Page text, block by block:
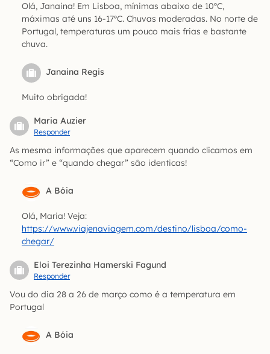
Olá, Janaina! Em Lisboa, mínimas abaixo de 10ºC,
máximas até uns 16-17ºC. Chuvas moderadas. No norte de
Portugal, temperaturas um pouco mais frias e bastante
chuva.
Janaina Regis
Muito obrigada!
Maria Auzier
Responder
As mesma informações que aparecem quando clicamos em
“Como ir” e “quando chegar” são identicas!
A Bóia
Olá, Maria! Veja:
https://www.viajenaviagem.com/destino/lisboa/como-
chegar/
Eloi Terezinha Hamerski Fagund
Responder
Vou do dia 28 a 26 de março como é a temperatura em
Portugal
A Bóia